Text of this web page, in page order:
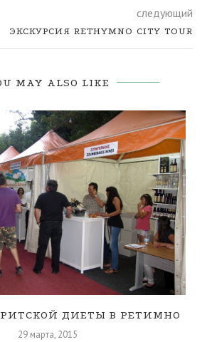
следующий
ЭКСКУРСИЯ RETHYMNO CITY TOUR
MAY ALSO LIKE
ДИЕТЫ В РЕТИМНО
29 марта, 2015